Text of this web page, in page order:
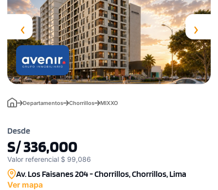
‹ ›
Departamentos Chorrillos MIXXO
Desde
S/ 336,000
Valor referencial $ 99,086
Av. Los Faisanes 204 - Chorrillos, Chorrillos, Lima
Ver mapa